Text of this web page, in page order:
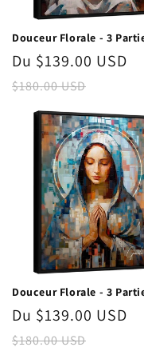
Douceur Florale - 3
Prix
promotionnel
Du $139.00 USD
$180.00 USD
Douceur Florale - 3
Prix
promotionnel
Du $139.00 USD
$180.00 USD